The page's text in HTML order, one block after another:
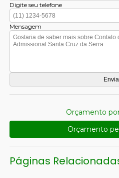
Digite seu telefone
Mensagem
Orçamento
Orçamento
Páginas